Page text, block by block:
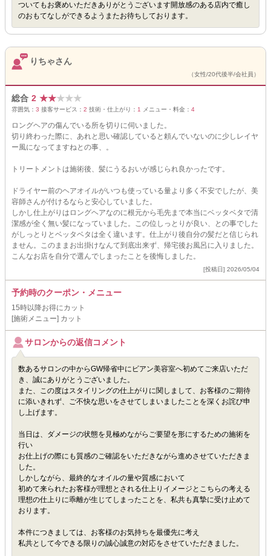
ついてもお褒めいただきありがとうございます開放感のある店内で癒し
のおもてなしができるようまたお待ちしております。
りちゃさん
（女性/20代後半/会社員）
総合 2 ★★★★★
雰囲気： 3 接客サービス： 2 技術・仕上がり： 1 メニュー・料金： 4
ロングヘアの傷んでいる所を切りに伺いました。
切り終わった際に、あれと思い確認していると頼んでいないのに少しレイヤ
ー風になってますねとの事、。
トリートメントは施術後、髪にうるおいが感じられ良かったです。
ドライヤー前のヘアオイルがいつも使っている量より多く不安でしたが、美
容師さんが付けるならと安心していました。
しかし仕上がりはロングヘアなのに根元から毛先まで本当にベッタベタで清
潔感が全く無い髪になっていました。この位しっとりが良い、との事でした
がしっとりとベッタベタは全く違います。仕上がり後自分の髪だと信じられ
ません。このままお出掛けなんて到底出来ず、帰宅後お風呂に入りました。
こんなお店を自分で選んでしまったことを後悔しました。
[投稿日] 2026/05/04
予約時のクーポン・メニュー
15時以降お得にカット
[施術メニュー] カット
サロンからの返信コメント
数あるサロンの中からGW帰省中にビアン美容室へ初めてご来店いただ
き、誠にありがとうございました。
また、この度はスタイリングの仕上がりに関しまして、お客様のご期待
に添いきれず、ご不快な思いをさせてしまいましたことを深くお詫び申
し上げます。
当日は、ダメージの状態を見極めながらご要望を形にするための施術を
行い
お仕上げの際にも質感のご確認をいただきながら進めさせていただきま
した。
しかしながら、最終的なオイルの量や質感において
初めて来られたお客様が理想とされる仕上りイメージとこちらの考える
理想の仕上りに乖離が生じてしまったことを、私共も真摯に受け止めて
おります。
本件につきましては、お客様のお気持ちを最優先に考え
私共として今できる限りの誠心誠意の対応をさせていただきました。